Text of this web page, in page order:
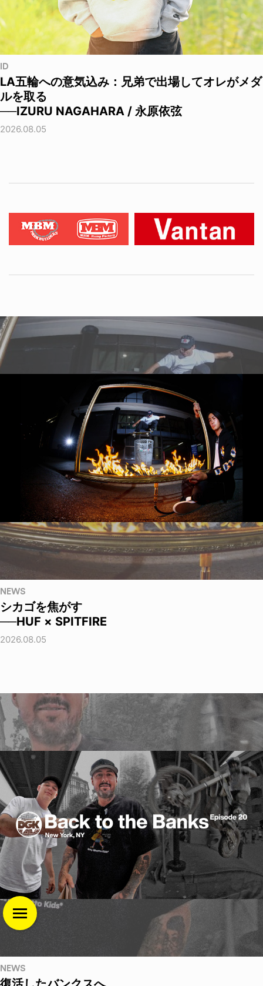
ID
LA五輪への意気込み：兄弟で出場してオレがメダ
ルを取る
──IZURU NAGAHARA / 永原依弦
2026.08.05
NEWS
シカゴを焦がす
──HUF × SPITFIRE
2026.08.05
NEWS